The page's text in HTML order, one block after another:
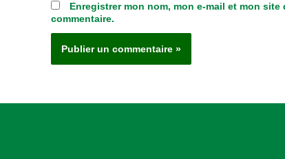
Enregistrer mon nom, mon e-mail et mon
commentaire.